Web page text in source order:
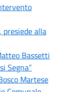
presiede alla
Bassetti
Segna”
Martese